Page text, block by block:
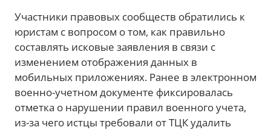
Участники правовых сообществ обратились к
юристам с вопросом о том, как правильно
составлять исковые заявления в связи с
изменением отображения данных в
мобильных приложениях. Ранее в электронном
военно-учетном документе фиксировалась
отметка о нарушении правил военного учета,
из-за чего истцы требовали от ТЦК удалить